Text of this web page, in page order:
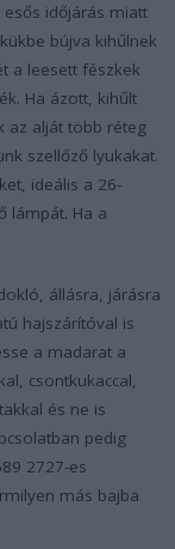
időjárás miatt
bújva kihűlnek
a leesett fészkek
Ha ázott, kihűlt
az alját több réteg
szellőző lyukakat.
ideális a 26-
lámpát. Ha a
állásra, járásra
hajszárítóval is
a madarat a
csontkukaccal,
és ne is
pedig
2727-es
más bajba